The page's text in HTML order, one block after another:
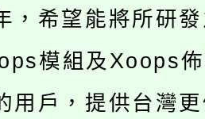
園市運動會8/
游泳池舉行。
收入戶享有免
，中低收入戶
教育及科技中
，希望能將所研
模組及Xoops
用戶，提供台灣